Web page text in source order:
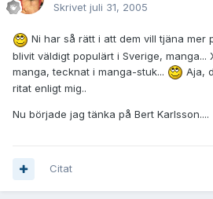
Skrivet juli 31, 2005
Ni har så rätt i att dem vill tjäna mer
blivit väldigt populärt i Sverige, manga...
manga, tecknat i manga-stuk...
Aja,
ritat enligt mig..
Nu började jag tänka på Bert Karlsson....
Citat